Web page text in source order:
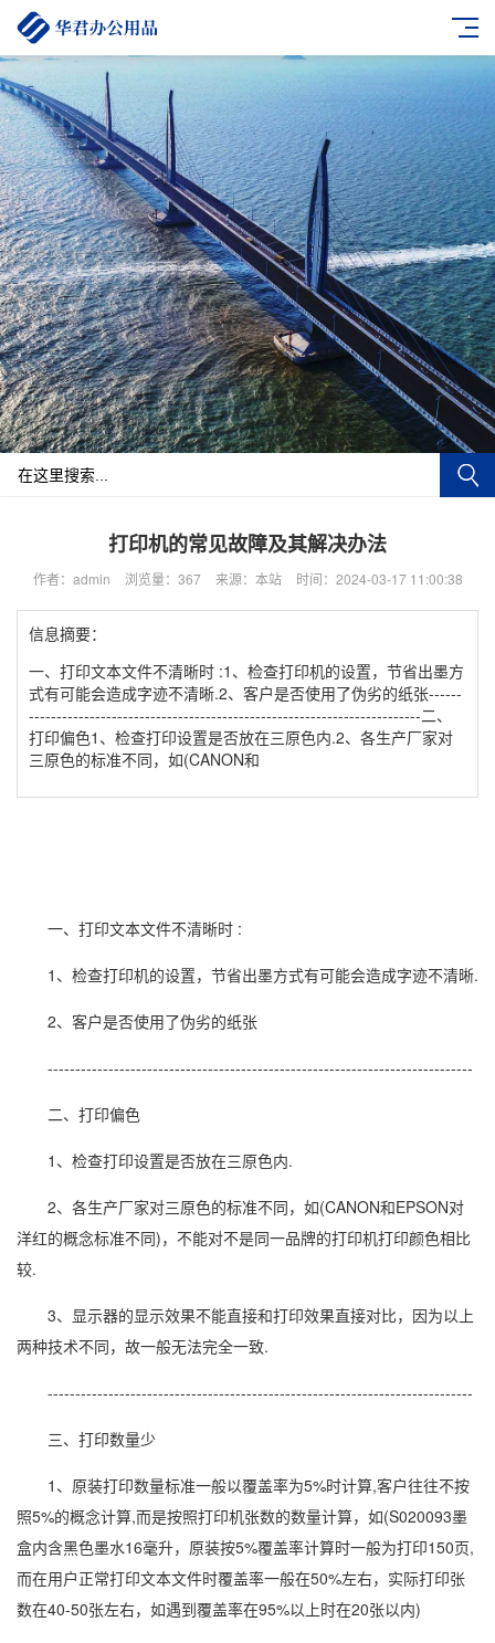
打印机的常见故障及其解决办法
作者：admin 浏览量：367 来源：本站 时间：2024-03-17 11:00:38
信息摘要：
一、打印文本文件不清晰时 :1、检查打印机的设置，节省出墨方
式有可能会造成字迹不清晰.2、客户是否使用了伪劣的纸张------
-----------------------------------------------------------------------二、
打印偏色1、检查打印设置是否放在三原色内.2、各生产厂家对
三原色的标准不同，如(CANON和
一、打印文本文件不清晰时 :
1、检查打印机的设置，节省出墨方式有可能会造成字迹不清晰.
2、客户是否使用了伪劣的纸张
-----------------------------------------------------------------------------
二、打印偏色
1、检查打印设置是否放在三原色内.
2、各生产厂家对三原色的标准不同，如(CANON和EPSON对
洋红的概念标准不同)，不能对不是同一品牌的打印机打印颜色相比
较.
3、显示器的显示效果不能直接和打印效果直接对比，因为以上
两种技术不同，故一般无法完全一致.
-----------------------------------------------------------------------------
三、打印数量少
1、原装打印数量标准一般以覆盖率为5%时计算,客户往往不按
照5%的概念计算,而是按照打印机张数的数量计算，如(S020093墨
盒内含黑色墨水16毫升，原装按5%覆盖率计算时一般为打印150页,
而在用户正常打印文本文件时覆盖率一般在50%左右，实际打印张
数在40-50张左右，如遇到覆盖率在95%以上时在20张以内)